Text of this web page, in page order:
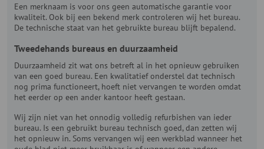
Een merknaam is voor ons geen automatische garantie voor
kwaliteit. Ook bij een bekend merk controleren wij het bureau.
De technische staat van het gebruikte bureau blijft bepalend.
Tweedehands bureaus en duurzaamheid
Duurzaamheid zit wat ons betreft al in het opnieuw gebruiken
van een goed bureau. Een kwalitatief onderstel dat technisch
nog prima functioneert, hoeft niet vervangen te worden omdat
het eerder op een ander kantoor heeft gestaan.
Wij zijn niet van het onnodig volledig refurbishen van ieder
bureau. Is een gebruikt bureau technisch goed, dan zetten wij
het opnieuw in. Soms vervangen wij een werkblad wanneer het